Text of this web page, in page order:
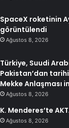
SpaceX roketinin
görüntülendi
Ağustos 8, 2026
Türkiye, Suudi
Pakistan’dan
Mekke Anlaşması
Ağustos 8, 2026
K. Menderes’te
Ağustos 8, 2026